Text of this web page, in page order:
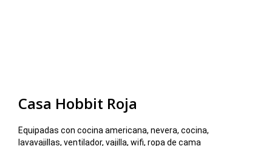
Casa Hobbit Roja
Equipadas con cocina americana, nevera, cocina,
lavavajillas, ventilador, vajilla, wifi, ropa de cama